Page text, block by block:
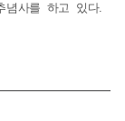
념사를 하고 있다.